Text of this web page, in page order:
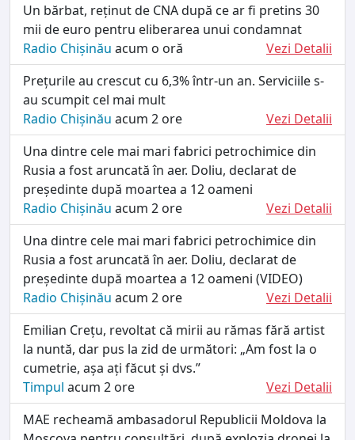
Un bărbat, reținut de CNA după ce ar fi pretins 30
mii de euro pentru eliberarea unui condamnat
Radio Chișinău acum o oră
Vezi Detalii
Prețurile au crescut cu 6,3% într-un an. Serviciile s-
au scumpit cel mai mult
Radio Chișinău acum 2 ore
Vezi Detalii
Una dintre cele mai mari fabrici petrochimice din
Rusia a fost aruncată în aer. Doliu, declarat de
președinte după moartea a 12 oameni
Radio Chișinău acum 2 ore
Vezi Detalii
Una dintre cele mai mari fabrici petrochimice din
Rusia a fost aruncată în aer. Doliu, declarat de
președinte după moartea a 12 oameni (VIDEO)
Radio Chișinău acum 2 ore
Vezi Detalii
Emilian Crețu, revoltat că mirii au rămas fără artist
la nuntă, dar pus la zid de următori: „Am fost la o
cumetrie, așa ați făcut și dvs.”
Timpul acum 2 ore
Vezi Detalii
MAE recheamă ambasadorul Republicii Moldova la